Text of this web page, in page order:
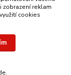
vyhrazena.
zobrazení reklam
cookies
.